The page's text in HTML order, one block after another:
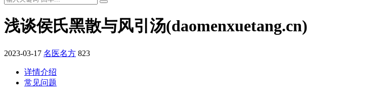
浅谈侯氏黑散与风引汤(daomenxuetang.cn)
2023-03-17 名医名方 823
详情介绍
常见问题